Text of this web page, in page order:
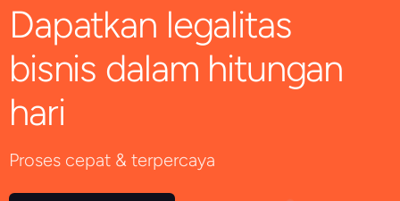
Dapatkan legalitas
bisnis dalam hitungan
hari
Proses cepat & terpercaya